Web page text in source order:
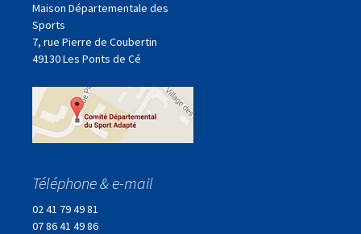
Maison Départementale des
Sports
7, rue Pierre de Coubertin
49130 Les Ponts de Cé
Téléphone & e-mail
02 41 79 49 81
07 86 41 49 86